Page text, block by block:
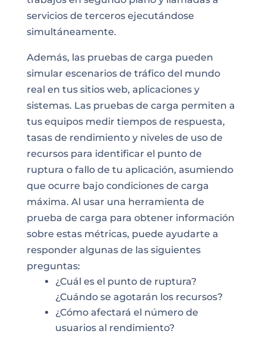
servicios de terceros ejecutándose
simultáneamente.
Además, las pruebas de carga pueden
simular escenarios de tráfico del mundo
real en tus sitios web, aplicaciones y
sistemas. Las pruebas de carga permiten a
tus equipos medir tiempos de respuesta,
tasas de rendimiento y niveles de uso de
recursos para identificar el punto de
ruptura o fallo de tu aplicación, asumiendo
que ocurre bajo condiciones de carga
máxima. Al usar una herramienta de
prueba de carga para obtener información
sobre estas métricas, puede ayudarte a
responder algunas de las siguientes
preguntas:
¿Cuál es el punto de ruptura?
¿Cuándo se agotarán los recursos?
¿Cómo afectará el número de
usuarios al rendimiento?